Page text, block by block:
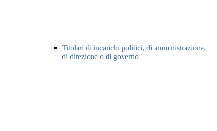
Titolari di incarichi politici, di amministrazione,
di direzione o di governo